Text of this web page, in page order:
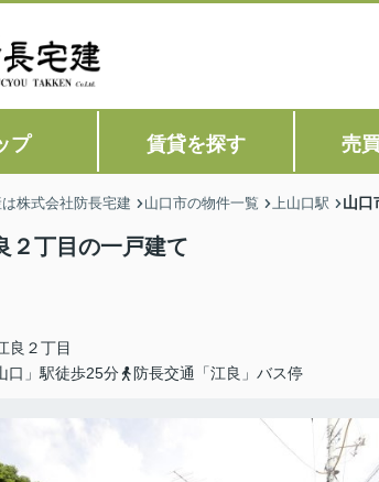
プ 賃貸を探す 売
株式会社防長宅建 山口市の物件一覧 上山口駅 山口
２丁目の一戸建て
良 ２丁目
口」駅徒歩25分
防長交通「江良」バス停